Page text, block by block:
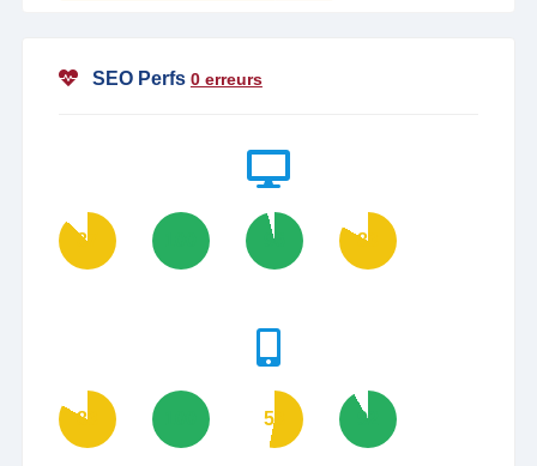
SEO Perfs 0 erreurs
87 96 83
83 53 92